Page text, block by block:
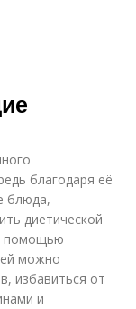
благодаря её
блюда,
диетической
помощью
можно
избавиться от
и